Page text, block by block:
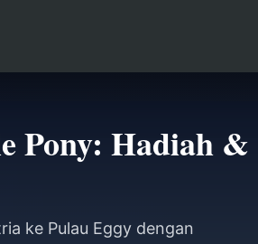
Pony: Hadiah &
ke Pulau Eggy dengan